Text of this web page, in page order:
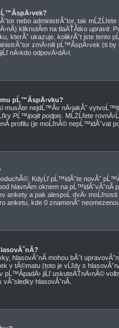
nebo administrĂˇtor, tak
kliknutĂ­m na tlaÄŤĂ­tko upravit.
kterĂ˝ ukazuje, kolikrĂˇt jste tento
zmÄ›nili pĹ™Ă­spÄ›vek (ti
nÄ›kdo odpovÄ›dÄ›l.
pĹ™Ă­spÄ›vku?
musĂ­te nejdĹ™Ă­v nÄ›jakĂ˝
PĹ™ipojit podpis . MĹŻĹľete
profilu (je moĹľnĂ© nepĹ™idĂˇvat
KdyĹľ pĹ™idĂˇte novĂ˝
hlavnĂ­m oknem na pĹ™idĂˇvĂˇnĂ­
ankety a pak alespoĹ dvÄ›
anketu, kde 0 znamenĂˇ
hlasovĂˇnĂ­ mohou bĂ˝t
v tĂ©matu (toto je vĹľdy s
pĹ™Ă­padÄ› jiĹľ uskuteÄŤnÄ›nĂ©
hlasovĂˇnĂ­.